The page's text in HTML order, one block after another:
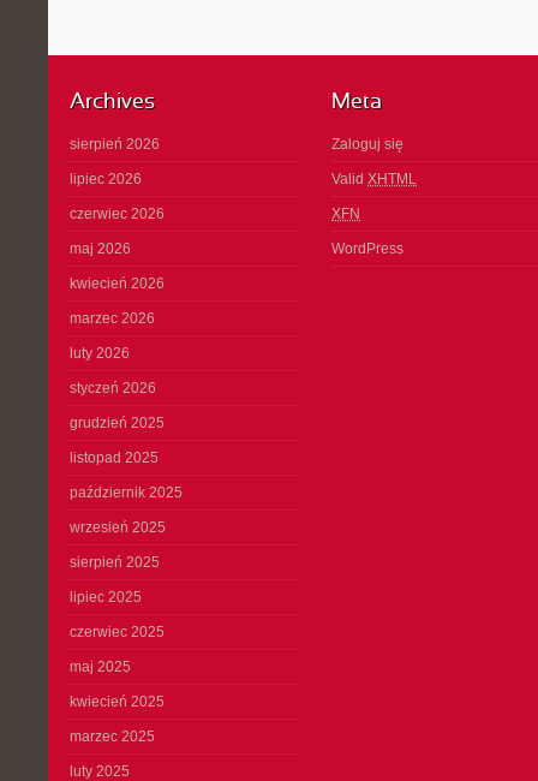
Archives
sierpień 2026
lipiec 2026
czerwiec 2026
maj 2026
kwiecień 2026
marzec 2026
luty 2026
styczeń 2026
grudzień 2025
listopad 2025
październik 2025
wrzesień 2025
sierpień 2025
lipiec 2025
czerwiec 2025
maj 2025
kwiecień 2025
marzec 2025
luty 2025
Meta
Zaloguj się
Valid XHTML
XFN
WordPress